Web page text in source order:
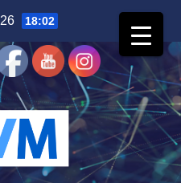
18:02